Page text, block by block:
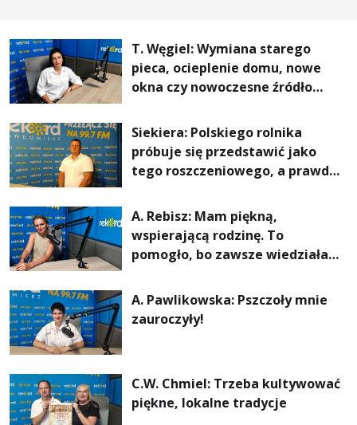
T. Węgiel: Wymiana starego
pieca, ocieplenie domu, nowe
okna czy nowoczesne źródło
rachunki za energię, lepszy
komfort życia i... czystsze
powietrze
Siekiera: Polskiego rolnika
próbuje się przedstawić jako
tego roszczeniowego, a prawda
A. Rebisz: Mam piękną,
wspierającą rodzinę. To
pomogło, bo zawsze wiedziałam,
najważniejsza
A. Pawlikowska: Pszczoły mnie
zauroczyły!
C.W. Chmiel: Trzeba kultywować
piękne, lokalne tradycje